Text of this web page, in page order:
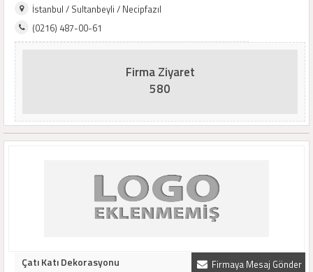
İstanbul / Sultanbeyli / Necipfazıl
(0216) 487-00-61
Firma Ziyaret
580
Firmaya Mesaj Gönder
Çatı Katı Dekorasyonu